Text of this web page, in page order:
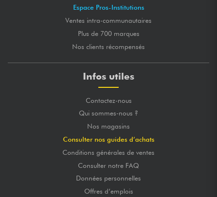
Espace Pros-Institutions
Ventes intra-communautaires
Plus de 700 marques
Nos clients récompensés
Infos utiles
Contactez-nous
Qui sommes-nous ?
Nos magasins
Consulter nos guides d’achats
Conditions générales de ventes
Consulter notre FAQ
Données personnelles
Offres d’emplois